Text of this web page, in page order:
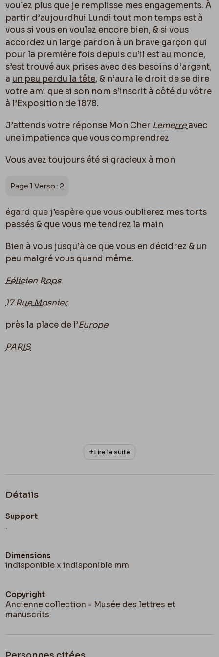
voulez plus que je remplisse mes engagements. À
partir d’aujourdhui Lundi tout mon temps est à
vous si vous en voulez encore bien, & si vous
accordez un large pardon à un brave garçon qui
pour la première fois depuis qu’il est au monde,
s’est trouvé aux prises avec des besoins d’argent,
a un peu perdu la tête, & n’aura le droit de se dire
votre ami que si son nom s’inscrit à côté du vôtre
à l’Exposition de 1878.
J’attends votre réponse Mon Cher Lemerreavec
une impatience que vous comprendrez
Vous avez toujours été si gracieux à mon
Page 1 Verso : 2
égard que j’espère que vous oublierez mes torts
passés & que vous me tendrez la main
Bien à vous jusqu’à ce que vous en décidrez & un
peu malgré vous quand même.
Félicien Rops
17 Rue Mosnier.
près la place de l’Europe
PARIS
Lire la suite
Détails
Support
.
Dimensions
indisponible x indisponible mm
Copyright
Ancienne collection - Musée des lettres et
manuscrits